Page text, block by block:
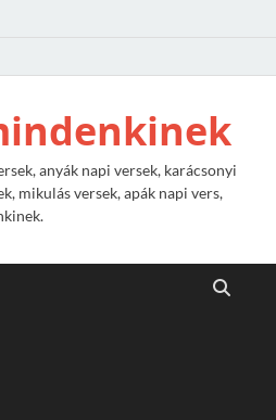
anyák napi versek, karácsonyi
mikulás versek, apák napi vers,